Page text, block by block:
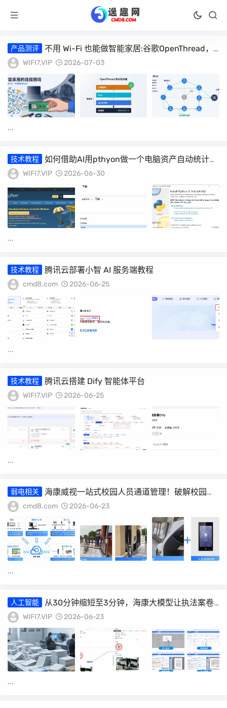
产品测评
不用 Wi-Fi 也能做智能家居:谷歌OpenThread，
让 ESP32-C6 直接组 Thread Mesh
WIFI7.VIP 2026-07-03
...
技术教程
如何借助AI用pthyon做一个电脑资产自动统计工
具
WIFI7.VIP 2026-06-30
...
技术教程 腾讯云部署小智 AI 服务端教程
cmd8.com 2026-06-25
...
技术教程 腾讯云搭建 Dify 智能体平台
WIFI7.VIP 2026-06-25
...
弱电相关
海康威视一站式校园人员通道管理！破解校园人
“车”通行管理痛点
cmd8.com 2026-06-23
...
人工智能
从30分钟缩短至3分钟，海康大模型让执法案卷
评查提效10倍！
WIFI7.VIP 2026-06-23
...